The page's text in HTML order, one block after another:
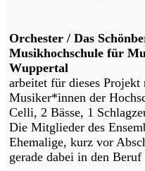
Orchester / Das
Musikhochschule für
Wuppertal
arbeitet für dieses
Musiker*innen der
Celli, 2 Bässe, 1
Die Mitglieder des
Ehemalige, kurz vor
gerade dabei in den Beruf